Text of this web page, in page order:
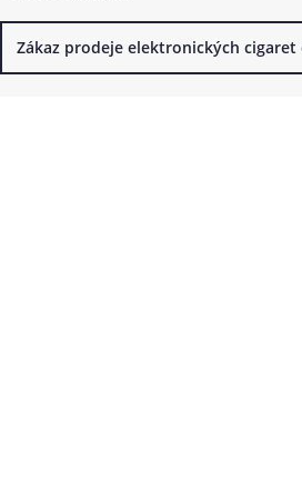
Zákaz prodeje elektronických